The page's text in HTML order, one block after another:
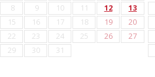
8 9 10 11 12
13
15 16 17 18 19
20
22 23 24 25 26
27
29 30 31